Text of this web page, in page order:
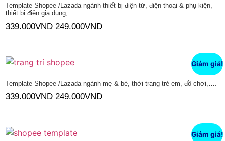
Template Shopee /Lazada ngành thiết bị điện tử, điện thoại & phụ kiện,
thiết bị điện gia dụng,…
339.000VND 249.000VND
Giảm giá!
Template Shopee /Lazada ngành mẹ & bé, thời trang trẻ em, đồ chơi,….
339.000VND 249.000VND
Giảm giá!